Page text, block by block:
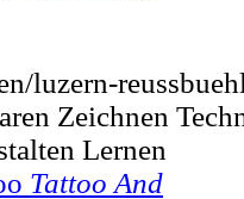
luzern-
Zeichnen
Lernen
Tattoo And